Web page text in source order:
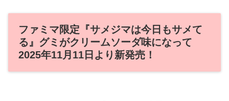
ファミマ限定『サメジマは今日もサメて
る』グミがクリームソーダ味になって
2025年11月11日より新発売！